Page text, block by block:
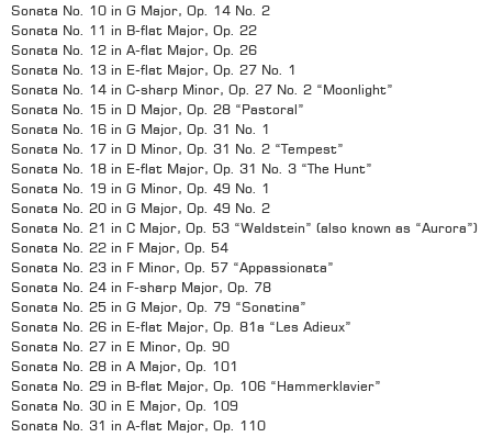
Sonata No. 10 in G Major, Op. 14 No. 2
Sonata No. 11 in B-flat Major, Op. 22
Sonata No. 12 in A-flat Major, Op. 26
Sonata No. 13 in E-flat Major, Op. 27 No. 1
Sonata No. 14 in C-sharp Minor, Op. 27 No. 2 “Moonlight”
Sonata No. 15 in D Major, Op. 28 “Pastoral”
Sonata No. 16 in G Major, Op. 31 No. 1
Sonata No. 17 in D Minor, Op. 31 No. 2 “Tempest”
Sonata No. 18 in E-flat Major, Op. 31 No. 3 “The Hunt”
Sonata No. 19 in G Minor, Op. 49 No. 1
Sonata No. 20 in G Major, Op. 49 No. 2
Sonata No. 21 in C Major, Op. 53 “Waldstein” (also known as “Aurora”)
Sonata No. 22 in F Major, Op. 54
Sonata No. 23 in F Minor, Op. 57 “Appassionata”
Sonata No. 24 in F-sharp Major, Op. 78
Sonata No. 25 in G Major, Op. 79 “Sonatina”
Sonata No. 26 in E-flat Major, Op. 81a “Les Adieux”
Sonata No. 27 in E Minor, Op. 90
Sonata No. 28 in A Major, Op. 101
Sonata No. 29 in B-flat Major, Op. 106 “Hammerklavier”
Sonata No. 30 in E Major, Op. 109
Sonata No. 31 in A-flat Major, Op. 110